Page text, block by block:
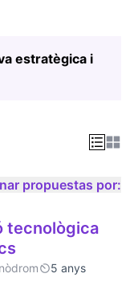
estratègica i
propuestas por:
tecnològica
5 anys